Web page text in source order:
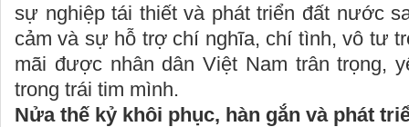
sự nghiệp tái thiết và phát triển đất nước
cảm và sự hỗ trợ chí nghĩa, chí tình, vô tư
mãi được nhân dân Việt Nam trân trọng,
trong trái tim mình.
Nửa thế kỷ khôi phục, hàn gắn và phát